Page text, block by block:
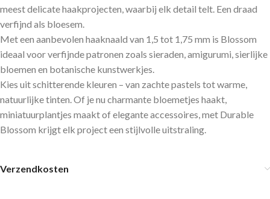
meest delicate haakprojecten, waarbij elk detail telt. Een draad
verfijnd als bloesem.
Met een aanbevolen haaknaald van 1,5 tot 1,75 mm is Blossom
ideaal voor verfijnde patronen zoals sieraden, amigurumi, sierlijke
bloemen en botanische kunstwerkjes.
Kies uit schitterende kleuren – van zachte pastels tot warme,
natuurlijke tinten. Of je nu charmante bloemetjes haakt,
miniatuurplantjes maakt of elegante accessoires, met Durable
Blossom krijgt elk project een stijlvolle uitstraling.
Verzendkosten